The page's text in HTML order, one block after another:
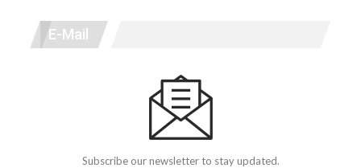
E-Mail
Subscribe our newsletter to stay updated.